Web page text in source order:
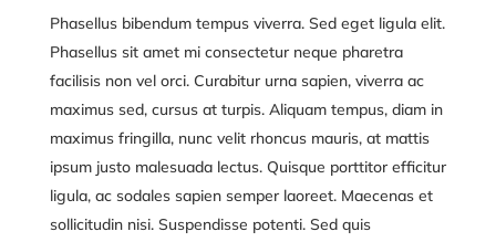
Phasellus bibendum tempus viverra. Sed eget ligula elit.
Phasellus sit amet mi consectetur neque pharetra
facilisis non vel orci. Curabitur urna sapien, viverra ac
maximus sed, cursus at turpis. Aliquam tempus, diam in
maximus fringilla, nunc velit rhoncus mauris, at mattis
ipsum justo malesuada lectus. Quisque porttitor efficitur
ligula, ac sodales sapien semper laoreet. Maecenas et
sollicitudin nisi. Suspendisse potenti. Sed quis